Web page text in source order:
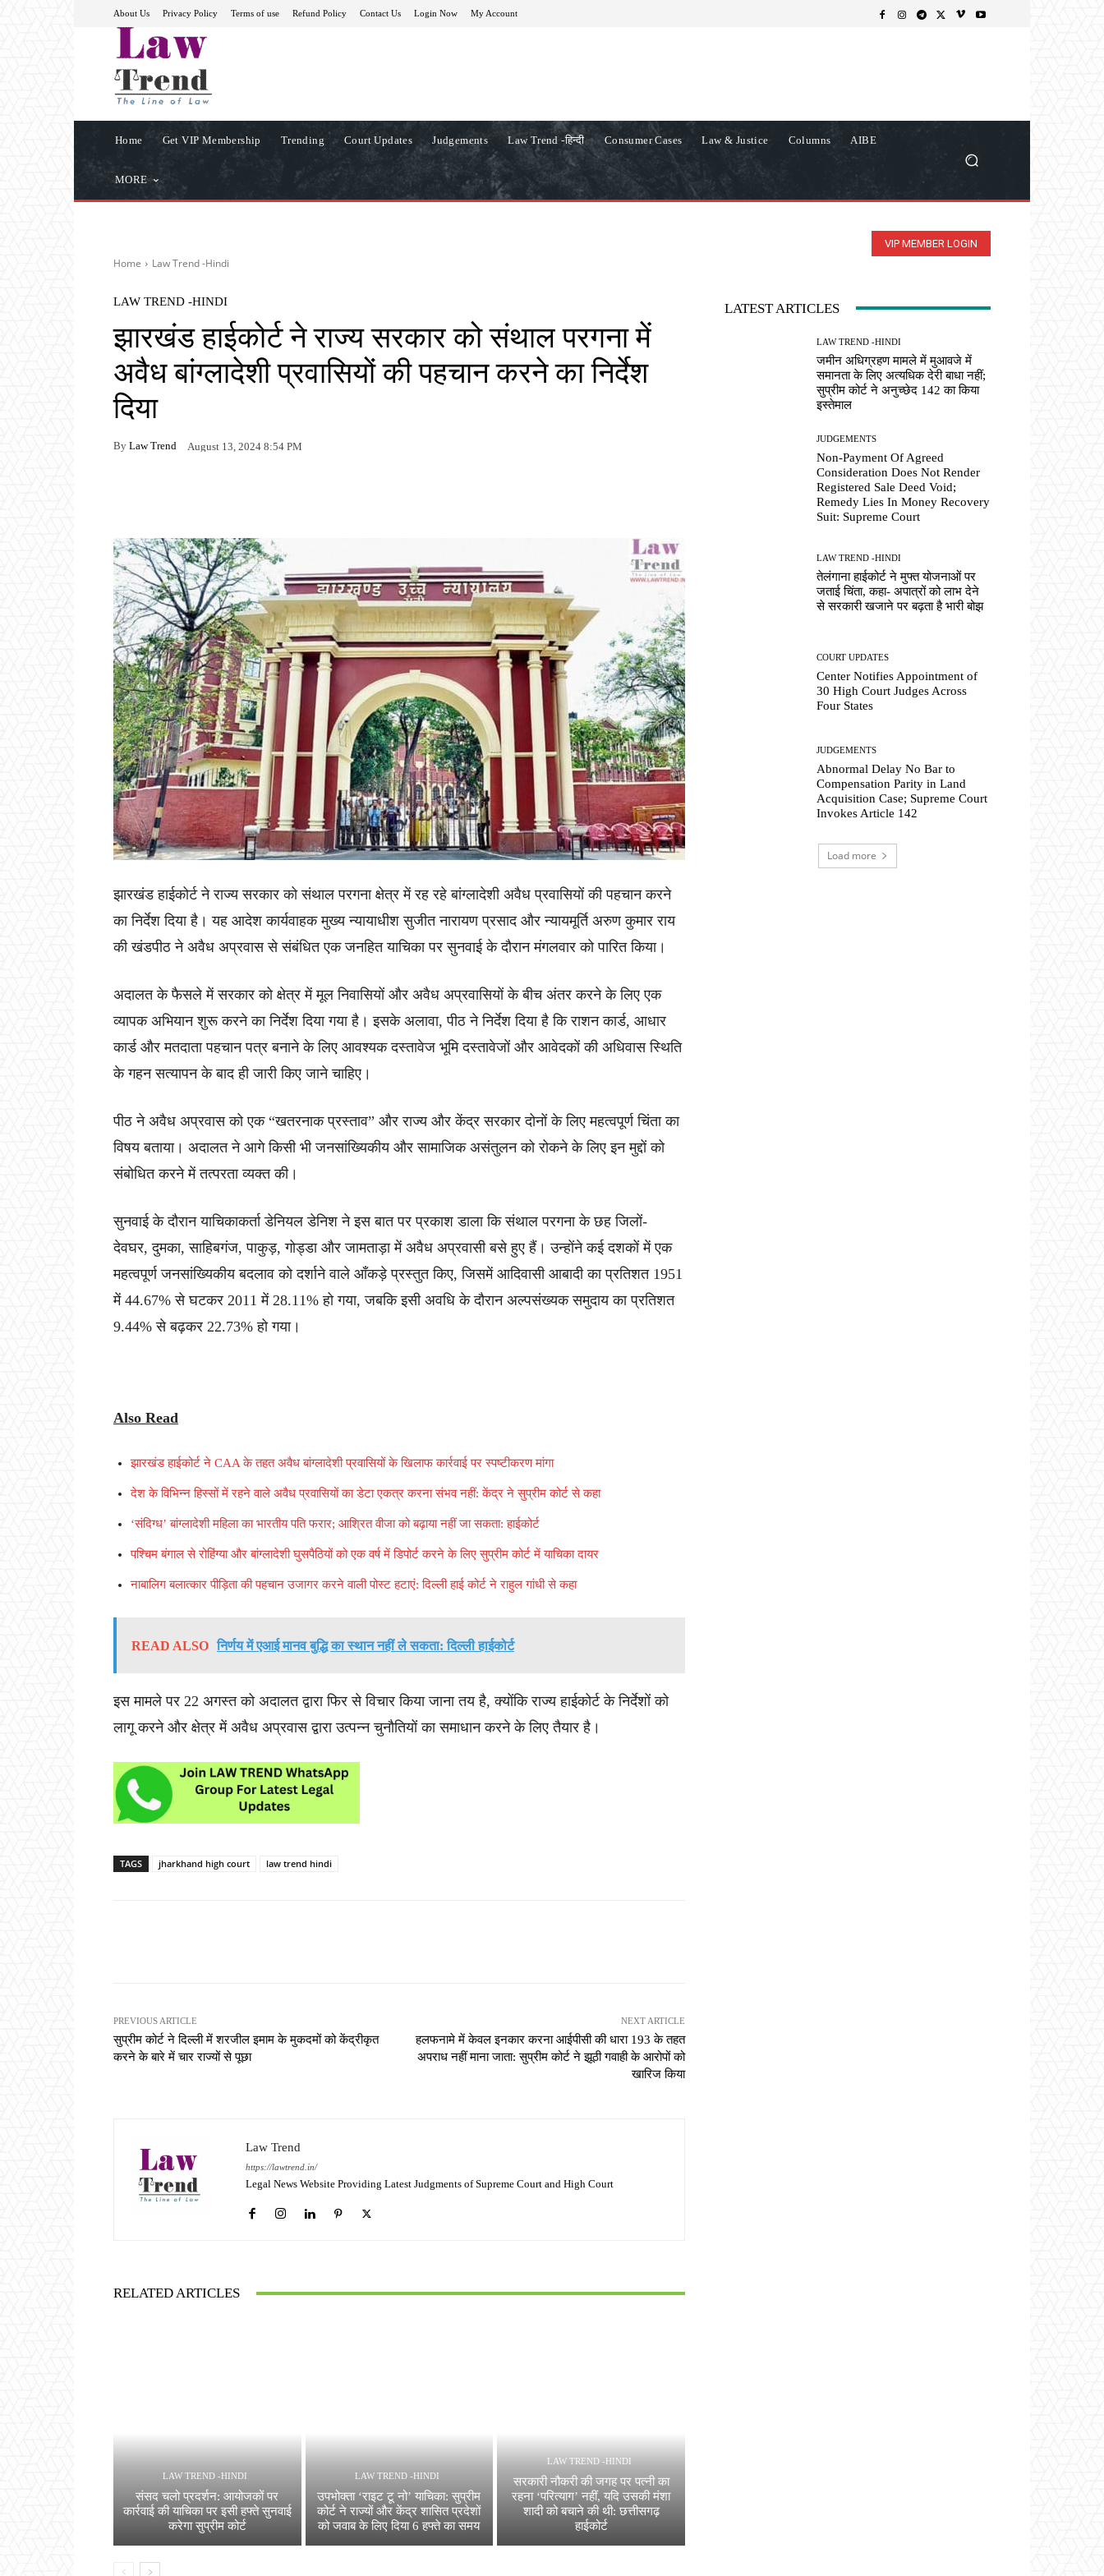
About Us Privacy Policy Terms of use Refund Policy Contact Us Login Now My Account
Home Get VIP Membership Trending Court Updates Judgements Law Trend -हिन्दी Consumer Cases Law & Justice Columns AIBE
MORE
VIP MEMBER LOGIN
Home Law Trend -Hindi
LAW TREND -HINDI
झारखंड हाईकोर्ट ने राज्य सरकार को संथाल परगना में
अवैध बांग्लादेशी प्रवासियों की पहचान करने का निर्देश
दिया
By Law Trend August 13, 2024 8:54 PM
झारखंड हाईकोर्ट ने राज्य सरकार को संथाल परगना क्षेत्र में रह रहे बांग्लादेशी अवैध प्रवासियों की पहचान करने
का निर्देश दिया है। यह आदेश कार्यवाहक मुख्य न्यायाधीश सुजीत नारायण प्रसाद और न्यायमूर्ति अरुण कुमार राय
की खंडपीठ ने अवैध अप्रवास से संबंधित एक जनहित याचिका पर सुनवाई के दौरान मंगलवार को पारित किया।
अदालत के फैसले में सरकार को क्षेत्र में मूल निवासियों और अवैध अप्रवासियों के बीच अंतर करने के लिए एक
व्यापक अभियान शुरू करने का निर्देश दिया गया है। इसके अलावा, पीठ ने निर्देश दिया है कि राशन कार्ड, आधार
कार्ड और मतदाता पहचान पत्र बनाने के लिए आवश्यक दस्तावेज भूमि दस्तावेजों और आवेदकों की अधिवास स्थिति
के गहन सत्यापन के बाद ही जारी किए जाने चाहिए।
पीठ ने अवैध अप्रवास को एक “खतरनाक प्रस्ताव” और राज्य और केंद्र सरकार दोनों के लिए महत्वपूर्ण चिंता का
विषय बताया। अदालत ने आगे किसी भी जनसांख्यिकीय और सामाजिक असंतुलन को रोकने के लिए इन मुद्दों को
संबोधित करने में तत्परता व्यक्त की।
सुनवाई के दौरान याचिकाकर्ता डेनियल डेनिश ने इस बात पर प्रकाश डाला कि संथाल परगना के छह जिलों-
देवघर, दुमका, साहिबगंज, पाकुड़, गोड्डा और जामताड़ा में अवैध अप्रवासी बसे हुए हैं। उन्होंने कई दशकों में एक
महत्वपूर्ण जनसांख्यिकीय बदलाव को दर्शाने वाले आँकड़े प्रस्तुत किए, जिसमें आदिवासी आबादी का प्रतिशत 1951
में 44.67% से घटकर 2011 में 28.11% हो गया, जबकि इसी अवधि के दौरान अल्पसंख्यक समुदाय का प्रतिशत
9.44% से बढ़कर 22.73% हो गया।
Also Read
झारखंड हाईकोर्ट ने CAA के तहत अवैध बांग्लादेशी प्रवासियों के खिलाफ कार्रवाई पर स्पष्टीकरण मांगा
देश के विभिन्न हिस्सों में रहने वाले अवैध प्रवासियों का डेटा एकत्र करना संभव नहीं: केंद्र ने सुप्रीम कोर्ट से कहा
‘संदिग्ध’ बांग्लादेशी महिला का भारतीय पति फरार; आश्रित वीजा को बढ़ाया नहीं जा सकता: हाईकोर्ट
पश्चिम बंगाल से रोहिंग्या और बांग्लादेशी घुसपैठियों को एक वर्ष में डिपोर्ट करने के लिए सुप्रीम कोर्ट में याचिका दायर
नाबालिग बलात्कार पीड़िता की पहचान उजागर करने वाली पोस्ट हटाएं: दिल्ली हाई कोर्ट ने राहुल गांधी से कहा
READ ALSO निर्णय में एआई मानव बुद्धि का स्थान नहीं ले सकता: दिल्ली हाईकोर्ट
इस मामले पर 22 अगस्त को अदालत द्वारा फिर से विचार किया जाना तय है, क्योंकि राज्य हाईकोर्ट के निर्देशों को
लागू करने और क्षेत्र में अवैध अप्रवास द्वारा उत्पन्न चुनौतियों का समाधान करने के लिए तैयार है।
TAGS jharkhand high court law trend hindi
PREVIOUS ARTICLE
सुप्रीम कोर्ट ने दिल्ली में शरजील इमाम के मुकदमों को केंद्रीकृत
करने के बारे में चार राज्यों से पूछा
NEXT ARTICLE
हलफनामे में केवल इनकार करना आईपीसी की धारा 193 के तहत
अपराध नहीं माना जाता: सुप्रीम कोर्ट ने झूठी गवाही के आरोपों को
खारिज किया
Law Trend
https://lawtrend.in/
Legal News Website Providing Latest Judgments of Supreme Court and High Court
RELATED ARTICLES
LAW TREND -HINDI
संसद चलो प्रदर्शन: आयोजकों पर
कार्रवाई की याचिका पर इसी हफ्ते सुनवाई
करेगा सुप्रीम कोर्ट
LAW TREND -HINDI
उपभोक्ता ‘राइट टू नो’ याचिका: सुप्रीम
कोर्ट ने राज्यों और केंद्र शासित प्रदेशों
को जवाब के लिए दिया 6 हफ्ते का समय
LAW TREND -HINDI
सरकारी नौकरी की जगह पर पत्नी का
रहना ‘परित्याग’ नहीं, यदि उसकी मंशा
शादी को बचाने की थी: छत्तीसगढ़
हाईकोर्ट
LATEST ARTICLES
LAW TREND -HINDI
जमीन अधिग्रहण मामले में मुआवजे में
समानता के लिए अत्यधिक देरी बाधा नहीं;
सुप्रीम कोर्ट ने अनुच्छेद 142 का किया
इस्तेमाल
JUDGEMENTS
Non-Payment Of Agreed
Consideration Does Not Render
Registered Sale Deed Void;
Remedy Lies In Money Recovery
Suit: Supreme Court
LAW TREND -HINDI
तेलंगाना हाईकोर्ट ने मुफ्त योजनाओं पर
जताई चिंता, कहा- अपात्रों को लाभ देने
से सरकारी खजाने पर बढ़ता है भारी बोझ
COURT UPDATES
Center Notifies Appointment of
30 High Court Judges Across
Four States
JUDGEMENTS
Abnormal Delay No Bar to
Compensation Parity in Land
Acquisition Case; Supreme Court
Invokes Article 142
Load more